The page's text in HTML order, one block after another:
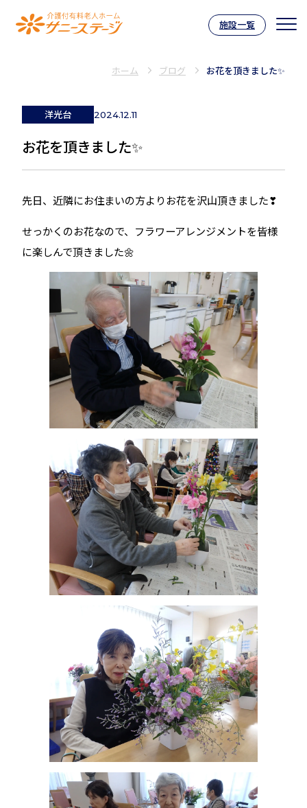
介護付有料老人ホーム サニーステー
施設一覧
ホーム ブログ お花を頂きました✨
洋光台 2024.12.11
お花を頂きました✨
先日、近隣にお住まいの方よりお花を沢山頂きました❣
せっかくのお花なので、フラワーアレンジメントを皆様
に楽しんで頂きました🌼